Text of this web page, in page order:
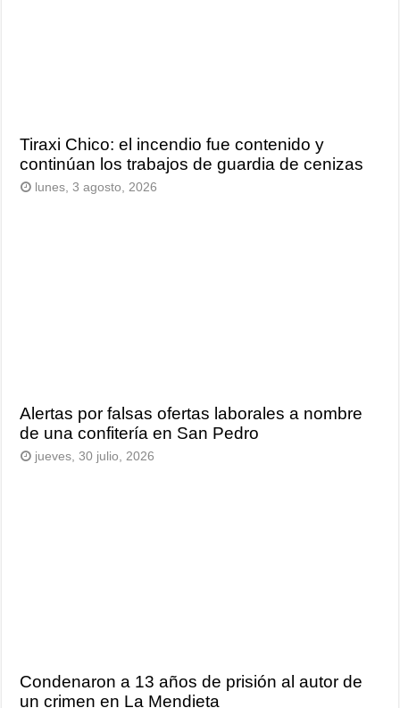
Tiraxi Chico: el incendio fue contenido y
continúan los trabajos de guardia de cenizas
lunes, 3 agosto, 2026
Alertas por falsas ofertas laborales a nombre
de una confitería en San Pedro
jueves, 30 julio, 2026
Condenaron a 13 años de prisión al autor de
un crimen en La Mendieta